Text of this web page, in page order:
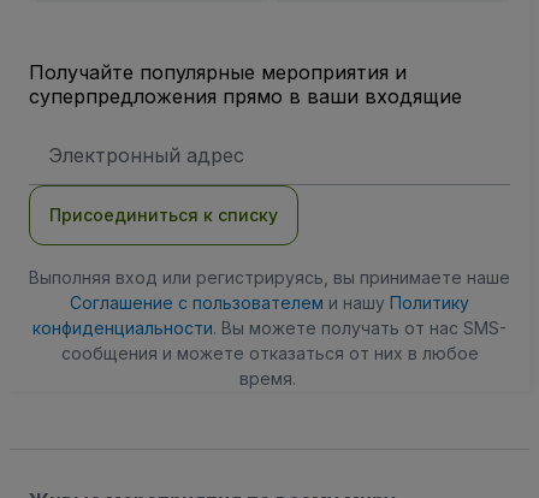
Получайте популярные мероприятия и
суперпредложения прямо в ваши входящие
электронной
Присоединиться к списку
Выполняя вход или регистрируясь, вы принимаете наше
Соглашение с пользователем и нашу Политику
конфиденциальности. Вы можете получать от нас SMS-
сообщения и можете отказаться от них в любое
время.